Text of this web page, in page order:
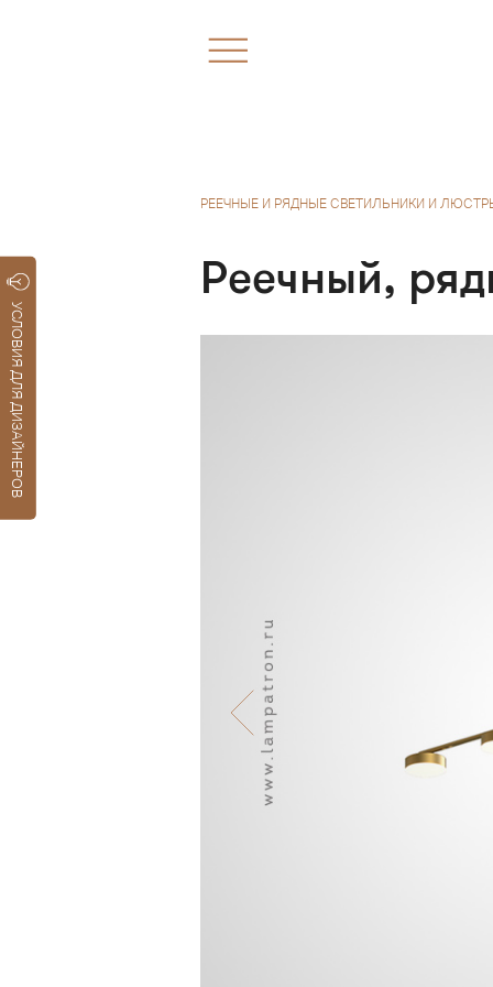
УСЛОВИЯ ДЛЯ ДИЗАЙНЕРОВ
РЕЕЧНЫЕ И РЯДНЫЕ СВЕТИЛЬНИКИ И
Реечный,